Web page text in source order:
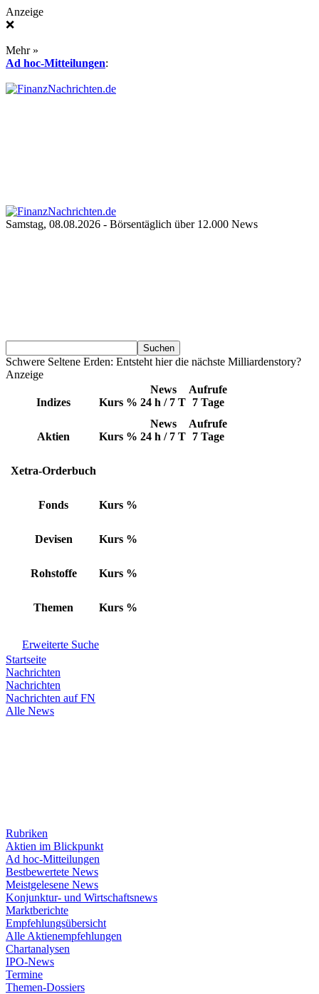
Anzeige
❌
Mehr »
Ad hoc-Mitteilungen:
Samstag, 08.08.2026 - Börsentäglich über 12.000 News
Schwere Seltene Erden: Entsteht hier die nächste Milliardenstory?
Anzeige
Indizes Kurs %
News
24 h / 7 T
Aufrufe
7 Tage
Aktien Kurs %
News
24 h / 7 T
Aufrufe
7 Tage
Xetra-Orderbuch
Fonds Kurs %
Devisen Kurs %
Rohstoffe Kurs %
Themen Kurs %
Erweiterte Suche
Startseite
Nachrichten
Nachrichten
Nachrichten auf FN
Alle News
Rubriken
Aktien im Blickpunkt
Ad hoc-Mitteilungen
Bestbewertete News
Meistgelesene News
Konjunktur- und Wirtschaftsnews
Marktberichte
Empfehlungsübersicht
Alle Aktienempfehlungen
Chartanalysen
IPO-News
Termine
Themen-Dossiers